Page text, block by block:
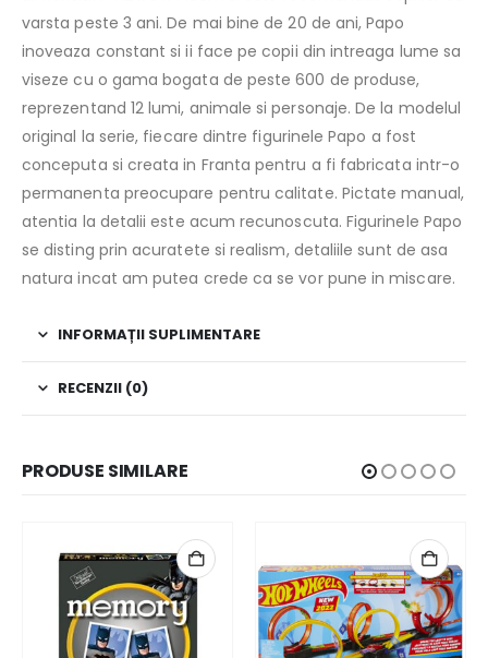
varsta peste 3 ani. De mai bine de 20 de ani, Papo
inoveaza constant si ii face pe copii din intreaga lume sa
viseze cu o gama bogata de peste 600 de produse,
reprezentand 12 lumi, animale si personaje. De la modelul
original la serie, fiecare dintre figurinele Papo a fost
conceputa si creata in Franta pentru a fi fabricata intr-o
permanenta preocupare pentru calitate. Pictate manual,
atentia la detalii este acum recunoscuta. Figurinele Papo
se disting prin acuratete si realism, detaliile sunt de asa
natura incat am putea crede ca se vor pune in miscare.
INFORMAȚII SUPLIMENTARE
RECENZII (0)
PRODUSE SIMILARE